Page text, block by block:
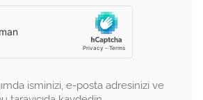
isminizi, e-posta adresinizi ve